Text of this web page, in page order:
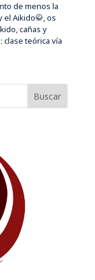
de menos la
el Aikido🥋, os
cañas y
clase teórica vía